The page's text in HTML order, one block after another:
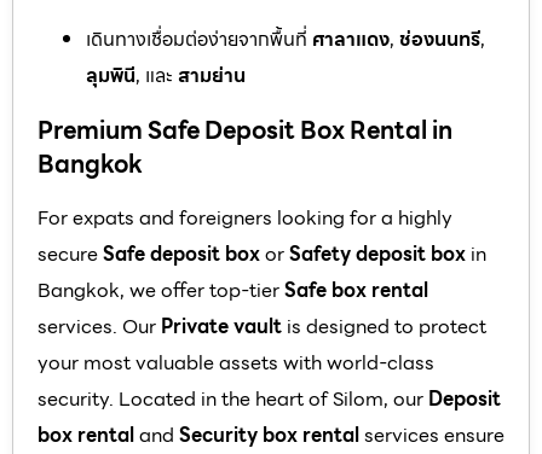
เดินทางเชื่อมต่อง่ายจากพื้นที่ ศาลาแดง, ช่องนนทรี,
ลุมพินี, และ สามย่าน
Premium Safe Deposit Box Rental in
Bangkok
For expats and foreigners looking for a highly
secureSafe deposit boxorSafety deposit box in
Bangkok, we offer top-tierSafe box rental
services. Our Private vault is designed to protect
your most valuable assets with world-class
security. Located in the heart of Silom, our Deposit
box rentaland Security box rentalservices ensure